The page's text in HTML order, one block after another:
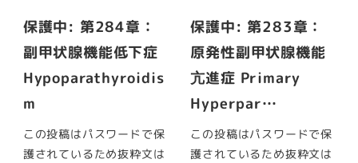
保護中: 第284章：
副甲状腺機能低下症
Hypoparathyroidis
m
この投稿はパスワードで保
護されているため抜粋文は
保護中: 第283章：
原発性副甲状腺機能
亢進症 Primary
Hyperpar…
この投稿はパスワードで保
護されているため抜粋文は